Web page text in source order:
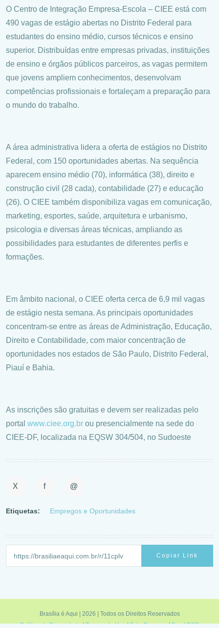
O Centro de Integração Empresa-Escola – CIEE está com
490 vagas de estágio abertas no Distrito Federal para
estudantes do ensino médio, cursos técnicos e ensino
superior. Distribuídas entre empresas privadas, instituições
de ensino e órgãos públicos parceiros, as vagas permitem
que jovens ampliem conhecimentos, desenvolvam
competências profissionais e fortaleçam a preparação para
o mundo do trabalho.
A área administrativa lidera a oferta de estágios no Distrito
Federal, com 150 oportunidades abertas. Na sequência
aparecem ensino médio (70), informática (38), direito e
construção civil (28 cada), contabilidade (27) e educação
(26). O CIEE também disponibiliza vagas em comunicação,
marketing, esportes, saúde, arquitetura e urbanismo,
psicologia e diversas áreas técnicas, ampliando as
possibilidades para estudantes de diferentes perfis e
formações.
Em âmbito nacional, o CIEE oferta cerca de 6,9 mil vagas
de estágio nesta semana. As principais oportunidades
concentram-se entre as áreas de Administração, Educação,
Direito e Contabilidade, com maior concentração de
oportunidades nos estados de São Paulo, Distrito Federal,
Piauí e Bahia.
As inscrições são gratuitas e devem ser realizadas pelo
portal www.ciee.org.br ou presencialmente na sede do
CIEE-DF, localizada na EQSW 304/504, no Sudoeste
X f @
Etiquetas: Empregos e Oportunidades
Copiar Link
Brasília é Aqui | 2026 | Todos os Direitos Reservados
Política de Privacidade|Termos de Uso|Fale Conosco|Feed RSS